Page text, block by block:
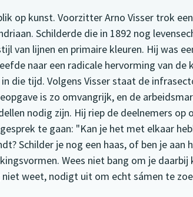
op kunst. Voorzitter Arno Visser trok
Schilderde die in 1892 nog
van lijnen en primaire kleuren. Hij was
naar een radicale hervorming van de
die tijd. Volgens Visser staat de
is zo omvangrijk, en de
nodig zijn. Hij riep de deelnemers op
te gaan: "Kan je het met elkaar
Schilder je nog een haas, of ben je aan
Wees niet bang om je
weet, nodigt uit om echt sámen te